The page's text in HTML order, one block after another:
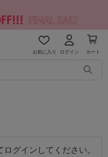
お気に入り ログイン カート
グインしてください。